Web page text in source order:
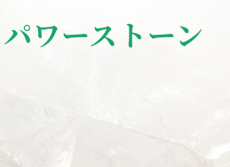
パワーストーン